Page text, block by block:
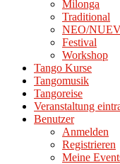
Milonga
Traditional
NEO/
Festival
Workshop
Tango Kurse
Tangomusik
Tangoreise
Veranstaltung
Benutzer
Anmelden
Registrieren
Meine